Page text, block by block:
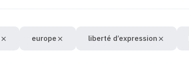
europe liberté d’expression